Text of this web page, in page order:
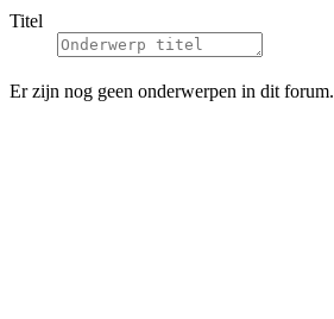
Titel
Er zijn nog geen onderwerpen in dit forum.